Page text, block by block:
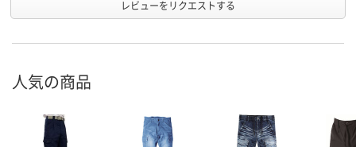
レビューをリクエストする
人気の商品